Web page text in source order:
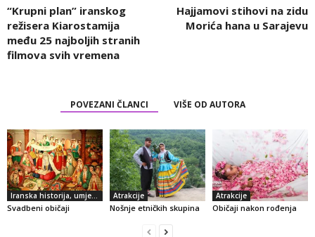
“Krupni plan” iranskog
režisera Kiarostamija
među 25 najboljih stranih
filmova svih vremena
Hajjamovi stihovi na zidu
Morića hana u Sarajevu
POVEZANI ČLANCI VIŠE OD AUTORA
Iranska historija, umjetnost i kultura
Svadbeni običaji
Atrakcije
Nošnje etničkih skupina
Atrakcije
Običaji nakon rođenja